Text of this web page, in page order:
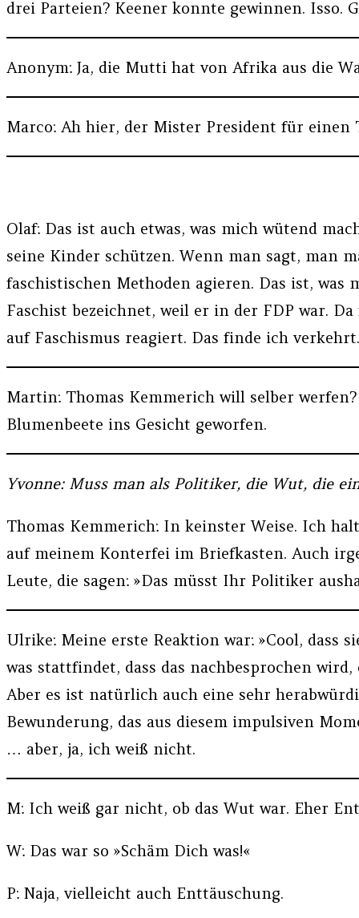
drei Parteien? Keener konnte gewinnen. Isso.
Anonym: Ja, die Mutti hat von Afrika aus die
Marco: Ah hier, der Mister President für einen
Olaf: Das ist auch etwas, was mich wütend
seine Kinder schützen. Wenn man sagt, man
faschistischen Methoden agieren. Das ist,
Faschist bezeichnet, weil er in der FDP war.
auf Faschismus reagiert. Das finde ich verkehrt.
Martin: Thomas Kemmerich will selber
Blumenbeete ins Gesicht geworfen.
Yvonne: Muss man als Politiker, die Wut, die
Thomas Kemmerich: In keinster Weise. Ich
auf meinem Konterfei im Briefkasten. Auch
Leute, die sagen: »Das müsst Ihr Politiker
Ulrike: Meine erste Reaktion war: »Cool,
was stattfindet, dass das nachbesprochen
Aber es ist natürlich auch eine sehr
Bewunderung, das aus diesem impulsiven
… aber, ja, ich weiß nicht.
M: Ich weiß gar nicht, ob das Wut war. Eher
W: Das war so »Schäm Dich was!«
P: Naja, vielleicht auch Enttäuschung.